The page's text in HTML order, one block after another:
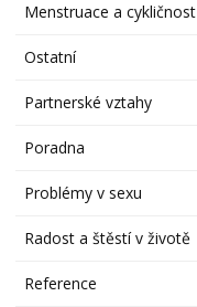
Menstruace a cykličnost
Ostatní
Partnerské vztahy
Poradna
Problémy v sexu
Radost a štěstí v životě
Reference